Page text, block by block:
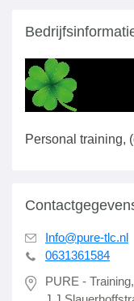
Personal training,
Info@pure-tlc.nl
0631361584
PURE -